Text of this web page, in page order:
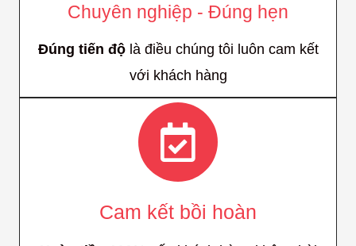
Chuyên nghiệp - Đúng hẹn
Đúng tiến độlà điều chúng tôi luôn cam kết
với khách hàng
Cam kết bồi hoàn